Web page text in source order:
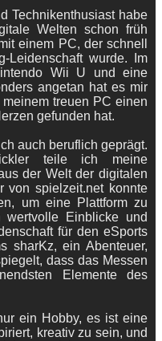
Technikenthusiast habe
Welten schon früh
einem PC, der schnell
Leidenschaft wurde. Im
Wii U und eine
angetan hat es mir
treuen PC einen
gefunden hat.
auch beruflich geprägt.
teile ich meine
der Welt der digitalen
von spielzeit.net konnte
um eine Plattform zu
wertvolle Einblicke und
für den eSports
sharKz, ein Abenteuer,
dass das Messen
Elemente des
ein Hobby, es ist eine
kreativ zu sein, und